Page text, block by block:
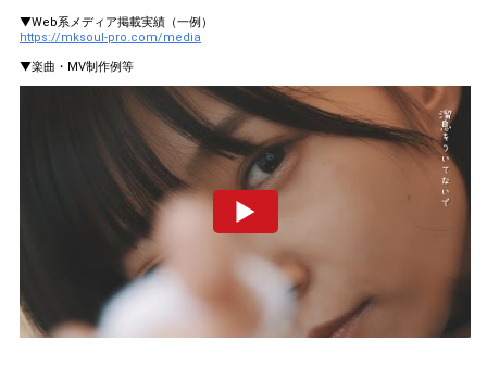
▼Web系メディア掲載実績（一例）
https://mksoul-pro.com/media
▼楽曲・MV制作例等